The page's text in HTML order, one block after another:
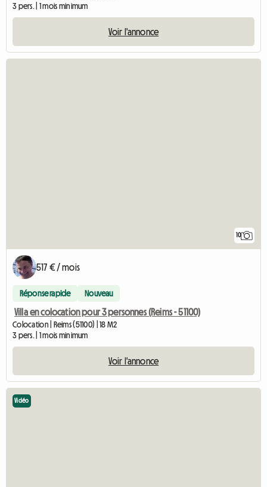
3 pers. | 1 mois minimum
Voir l'annonce
10
517 € / mois
Réponse rapide Nouveau
Villa en colocation pour 3 personnes (Reims - 51100)
Colocation | Reims (51100) | 18 M2
3 pers. | 1 mois minimum
Voir l'annonce
Vidéo